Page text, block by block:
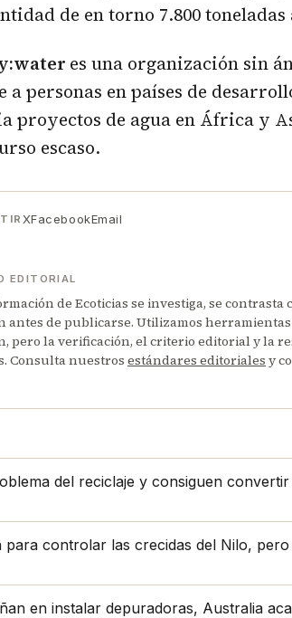
de en torno 7.800 toneladas
es una organización sin
a personas en países de
proyectos de agua en África y
escaso.
XFacebookEmail
EDITORIAL
de Ecoticias se investiga, se
antes de publicarse. Utilizamos
pero la verificación, el criterio editorial y la
Consulta nuestrosestándares editoriales y
del reciclaje y consiguen
controlar las crecidas del Nilo,
en instalar depuradoras, Australia